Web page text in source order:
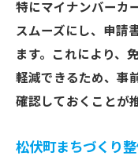
特にマイナンバーカ
スムーズにし、申請
ます。これにより、
軽減できるため、事
確認しておくことが
松伏町まちづくり